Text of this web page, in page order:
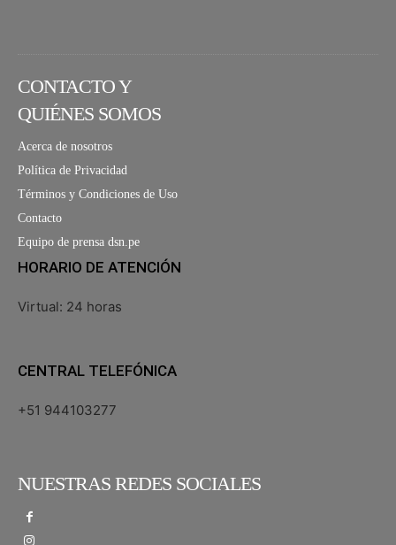
CONTACTO Y
QUIÉNES SOMOS
Acerca de nosotros
Política de Privacidad
Términos y Condiciones de Uso
Contacto
Equipo de prensa dsn.pe
HORARIO DE ATENCIÓN
Virtual: 24 horas
CENTRAL TELEFÓNICA
+51 944103277
NUESTRAS REDES SOCIALES